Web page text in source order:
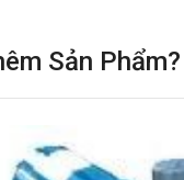
Sản Phẩm?